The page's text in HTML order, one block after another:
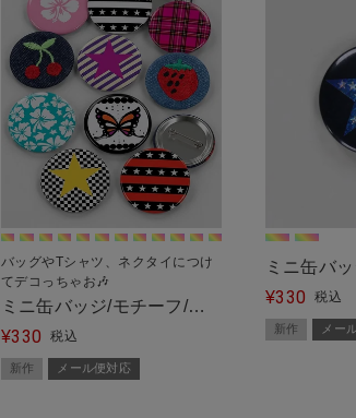
バッグやTシャツ、ネクタイにつけ
てデコっちゃお🎶
ミニ缶バッジ/モチーフ/全
12種＜メール便対応＞
¥330 税込
新作 メール便対応
ミニ缶バ
便対応＞
¥330 税込
新作 メー